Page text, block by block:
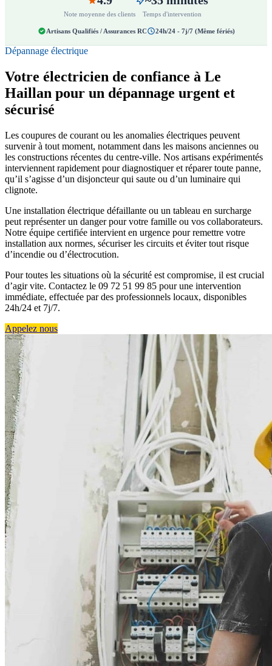
Note moyenne des clients Temps d'intervention
Artisans Qualifiés / Assurances RC 24h/24 - 7j/7 (Même fériés)
Dépannage électrique
Votre électricien de confiance à Le
Haillan pour un dépannage urgent et
sécurisé
Les coupures de courant ou les anomalies électriques peuvent
survenir à tout moment, notamment dans les maisons anciennes ou
les constructions récentes du centre-ville. Nos artisans expérimentés
interviennent rapidement pour diagnostiquer et réparer toute panne,
qu’il s’agisse d’un disjoncteur qui saute ou d’un luminaire qui
clignote.
Une installation électrique défaillante ou un tableau en surcharge
peut représenter un danger pour votre famille ou vos collaborateurs.
Notre équipe certifiée intervient en urgence pour remettre votre
installation aux normes, sécuriser les circuits et éviter tout risque
d’incendie ou d’électrocution.
Pour toutes les situations où la sécurité est compromise, il est crucial
d’agir vite. Contactez le 09 72 51 99 85 pour une intervention
immédiate, effectuée par des professionnels locaux, disponibles
24h/24 et 7j/7.
Appelez nous